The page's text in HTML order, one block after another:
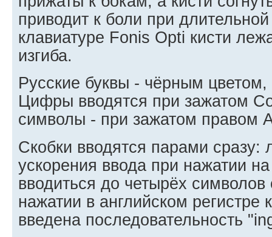
приводит к боли при
клавиатуре Fonis Opti кисти
изгиба.
Русские буквы - чёрным цветом,
Цифры вводятся при зажатом
символы - при зажатом правом
Скобки вводятся парами сразу:
ускорения ввода при нажатии
вводиться до четырёх
нажатии в английском регистре
введена последовательность